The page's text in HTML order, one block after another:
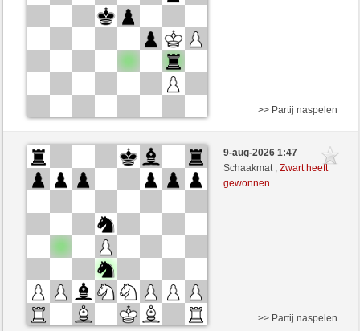
Zwart
Stockfish AI niveau 5
Wit
Lavalangaperfetta (1590)
>> Partij naspelen
9-aug-2026 1:47-
Schaakmat ,Zwart heeft
gewonnen
>> Partij naspelen